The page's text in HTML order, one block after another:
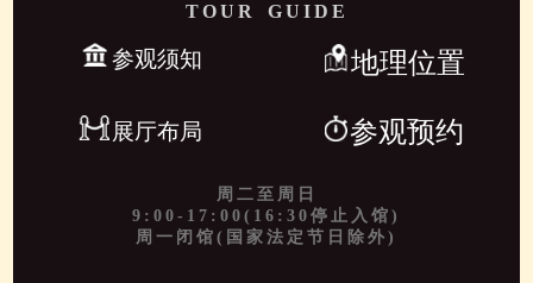
TOUR GUIDE
参观须知 地理位置
展厅布局 参观预约
周二至周日
9:00-17:00(16:30停止入馆)
周一闭馆(国家法定节日除外)